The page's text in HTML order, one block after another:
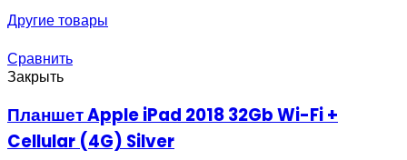
Другие товары
Сравнить
Закрыть
Планшет Apple iPad 2018 32Gb Wi-Fi +
Cellular (4G) Silver